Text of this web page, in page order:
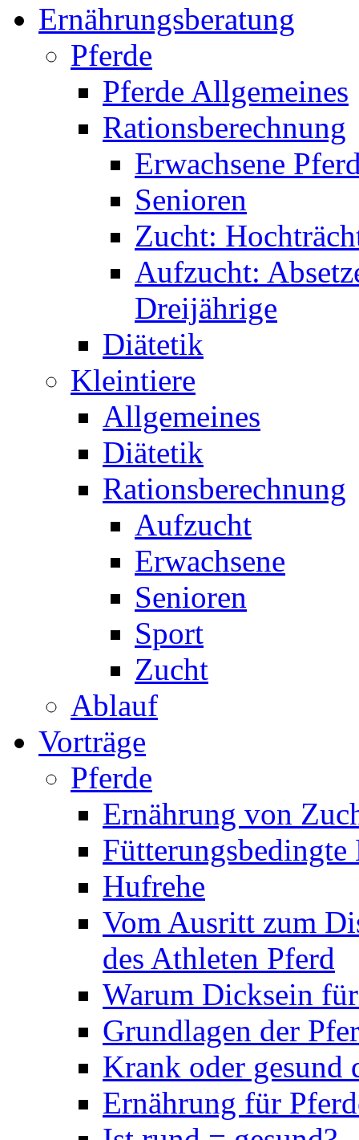
Ernährungsberatung
Pferde
Pferde Allgemeines
Rationsberechnung
Erwachsene
Senioren
Zucht:
Aufzucht:
Dreijährige
Diätetik
Kleintiere
Allgemeines
Diätetik
Rationsberechnung
Aufzucht
Erwachsene
Senioren
Sport
Zucht
Ablauf
Vorträge
Pferde
Ernährung von
Hufrehe
Vom Ausritt zum
des Athleten Pferd
Warum Dicksein
Grundlagen der
Krank oder gesund
Ernährung für